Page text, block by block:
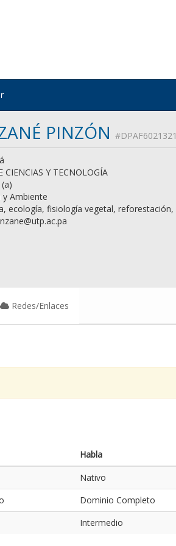
PINZÓN #DPAF6021321
CIENCIAS Y TECNOLOGÍA
y Ambiente
ecología, fisiología vegetal, reforestación,
Redes/Enlaces
Habla
Nativo
Dominio Completo
Intermedio